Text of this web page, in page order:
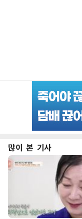
많이 본 기사